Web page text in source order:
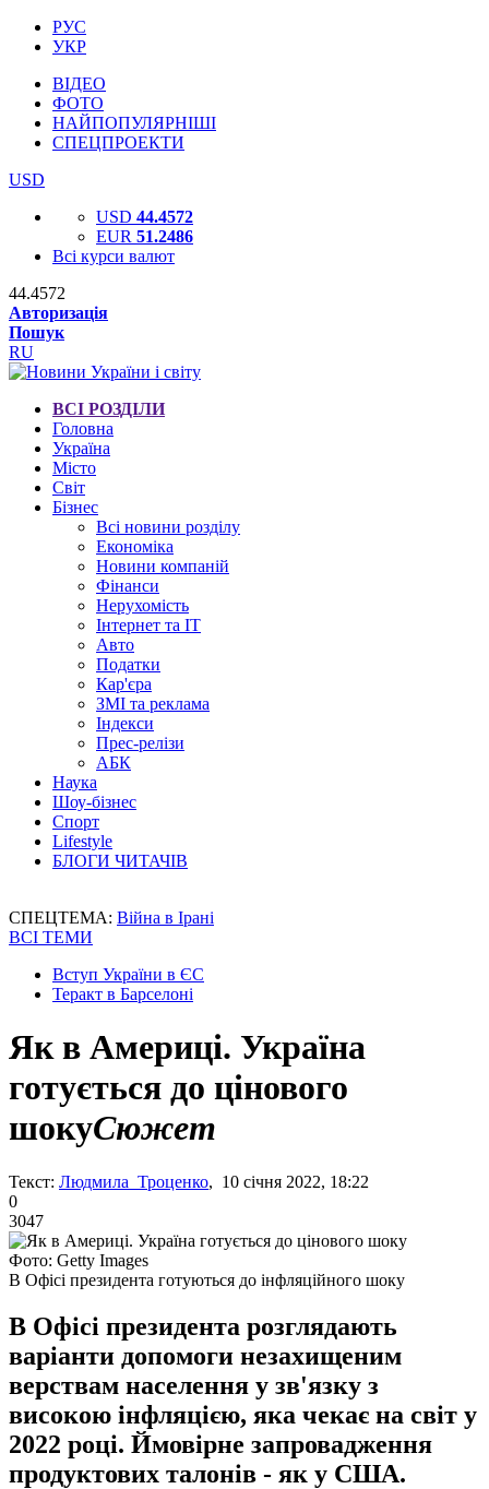
РУС
УКР
ВІДЕО
ФОТО
НАЙПОПУЛЯРНІШІ
СПЕЦПРОЕКТИ
USD
USD 44.4572
EUR 51.2486
Всі курси валют
44.4572
Авторизація
Пошук
RU
ВСІ РОЗДІЛИ
Головна
Україна
Місто
Світ
Бізнес
Всі новини розділу
Економіка
Новини компаній
Фінанси
Нерухомість
Інтернет та IT
Авто
Податки
Кар'єра
ЗМІ та реклама
Індекси
Прес-релізи
АБК
Наука
Шоу-бізнес
Спорт
Lifestyle
БЛОГИ ЧИТАЧІВ
СПЕЦТЕМА: Війна в Ірані
ВСІ ТЕМИ
Вступ України в ЄС
Теракт в Барселоні
Як в Америці. Україна
готується до цінового
шокуСюжет
Текст: Людмила Троценко, 10 січня 2022, 18:22
0
3047
Фото: Getty Images
В Офісі президента готуються до інфляційного шоку
В Офісі президента розглядають
варіанти допомоги незахищеним
верствам населення у зв'язку з
високою інфляцією, яка чекає на світ у
2022 році. Ймовірне запровадження
продуктових талонів - як у США.